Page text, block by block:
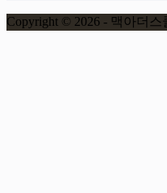
Copyright © 2026 - 맥아더스